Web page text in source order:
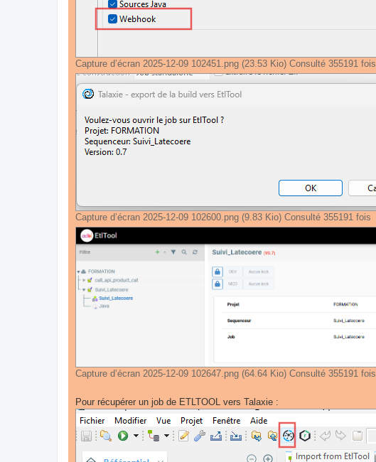
Capture d’écran 2025-12-09 102451.png (23.53 Kio) Consulté 355191 fois
Capture d’écran 2025-12-09 102600.png (9.83 Kio) Consulté 355191 fois
Capture d’écran 2025-12-09 102647.png (64.64 Kio) Consulté 355191 fois
Pour récupérer un job de ETLTOOL vers Talaxie :